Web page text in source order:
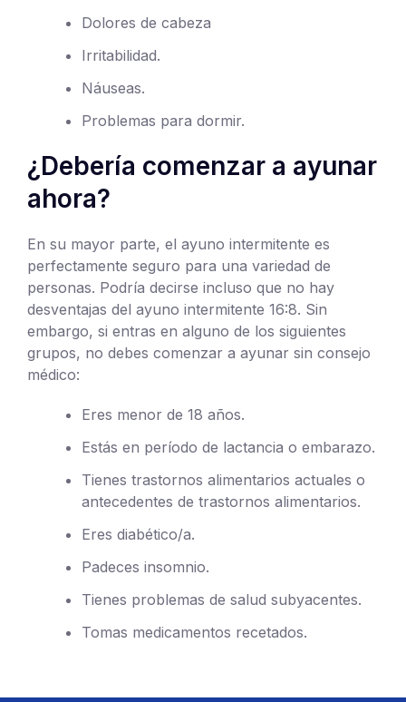
Dolores de cabeza
Irritabilidad.
Náuseas.
Problemas para dormir.
¿Debería comenzar a ayunar
ahora?
En su mayor parte, el ayuno intermitente es
perfectamente seguro para una variedad de
personas. Podría decirse incluso que no hay
desventajas del ayuno intermitente 16:8. Sin
embargo, si entras en alguno de los siguientes
grupos, no debes comenzar a ayunar sin consejo
médico:
Eres menor de 18 años.
Estás en período de lactancia o embarazo.
Tienes trastornos alimentarios actuales o
antecedentes de trastornos alimentarios.
Eres diabético/a.
Padeces insomnio.
Tienes problemas de salud subyacentes.
Tomas medicamentos recetados.